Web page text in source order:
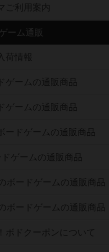
ご利用案内
ーム通販
荷情報
ゲームの通販商品
ゲームの通販商品
ードゲームの通販商品
ゲームの通販商品
ボードゲームの通販商品
ボードゲームの通販商品
ボドクーポンについて